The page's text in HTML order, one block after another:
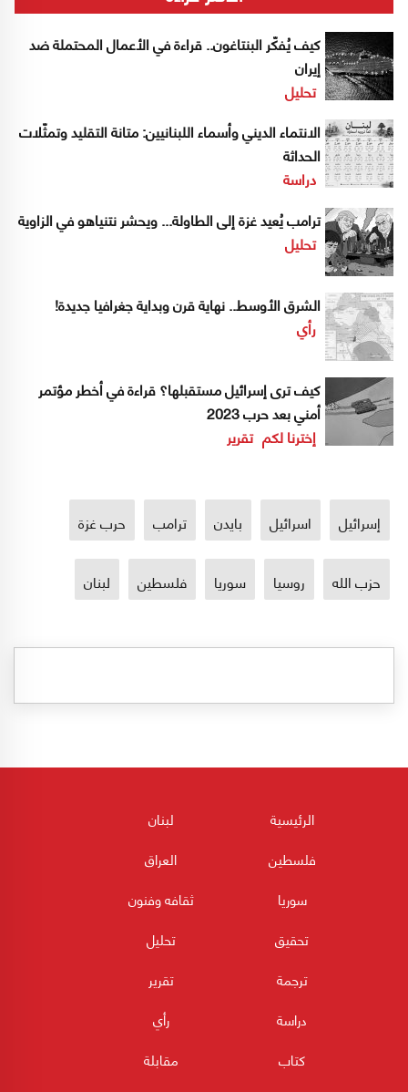
كيف يُفكّر البنتاغون.. قراءة في الأعمال المحتملة ضد
إيران
تحليل
الانتماء الديني وأسماء اللبنانيين: متانة التقليد وتمثّلات
الحداثة
دراسة
ترامب يُعيد غزة إلى الطاولة... ويحشر نتنياهو في الزاوية
تحليل
الشرق الأوسط.. نهاية قرن وبداية جغرافيا جديدة!
رأي
كيف ترى إسرائيل مستقبلها؟ قراءة في أخطر مؤتمر
أمني بعد حرب 2023
إخترنا لكم تقرير
إسرائيل اسرائيل بايدن ترامب حرب غزة
حزب الله روسيا سوريا فلسطين لبنان
الرئيسية
لبنان
فلسطين
العراق
سوريا
ثقافه وفنون
تحقيق
تحليل
ترجمة
تقرير
دراسة
رأي
كتاب
مقابلة